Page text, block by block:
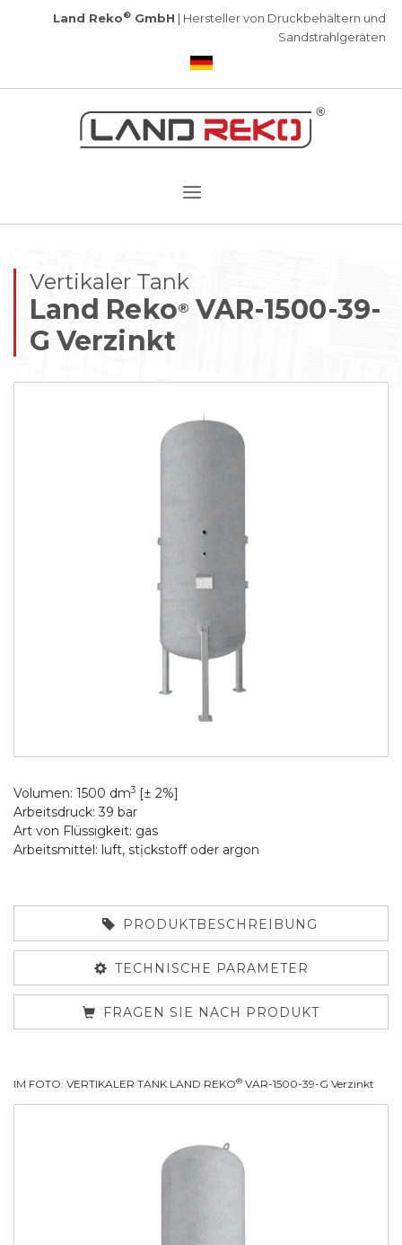
Land Reko® GmbH | Hersteller von Druckbehältern und
Sandstrahlgeräten
Vertikaler Tank
Land Reko® VAR-1500-39-
G Verzinkt
Volumen: 1500 dm3 [± 2%]
Arbeitsdruck: 39 bar
Art von Flüssigkeit: gas
Arbeitsmittel: luft, stịckstoff oder argon
PRODUKTBESCHREIBUNG
TECHNISCHE PARAMETER
FRAGEN SIE NACH PRODUKT
IM FOTO: VERTIKALER TANK LAND REKO® VAR-1500-39-G Verzinkt